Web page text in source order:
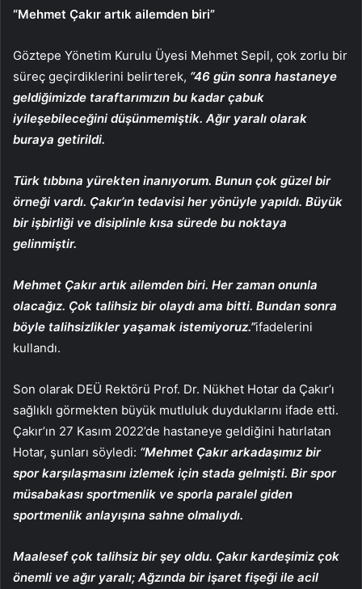
“Mehmet Çakır artık ailemden biri”
Göztepe Yönetim Kurulu Üyesi Mehmet Sepil, çok zorlu bir
süreç geçirdiklerini belirterek, “46 gün sonra hastaneye
geldiğimizde taraftarımızın bu kadar çabuk
iyileşebileceğini düşünmemiştik. Ağır yaralı olarak
buraya getirildi.
Türk tıbbına yürekten inanıyorum. Bunun çok güzel bir
örneği vardı. Çakır’ın tedavisi her yönüyle yapıldı. Büyük
bir işbirliği ve disiplinle kısa sürede bu noktaya
gelinmiştir.
Mehmet Çakır artık ailemden biri. Her zaman onunla
olacağız. Çok talihsiz bir olaydı ama bitti. Bundan sonra
böyle talihsizlikler yaşamak istemiyoruz.”ifadelerini
kullandı.
Son olarak DEÜ Rektörü Prof. Dr. Nükhet Hotar da Çakır’ı
sağlıklı görmekten büyük mutluluk duyduklarını ifade etti.
Çakır’ın 27 Kasım 2022’de hastaneye geldiğini hatırlatan
Hotar, şunları söyledi: “Mehmet Çakır arkadaşımız bir
spor karşılaşmasını izlemek için stada gelmişti. Bir spor
müsabakası sportmenlik ve sporla paralel giden
sportmenlik anlayışına sahne olmalıydı.
Maalesef çok talihsiz bir şey oldu. Çakır kardeşimiz çok
önemli ve ağır yaralı; Ağzında bir işaret fişeği ile acil